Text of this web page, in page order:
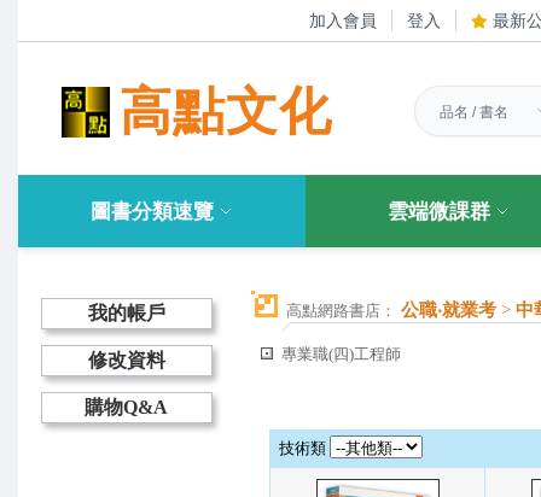
加入會員 登入 最新
高點文化
圖書分類速覽 雲端微課群
我的帳戶
修改資料
購物Q&A
高點網路書店： 公職‧就業考 > 中
專業職(四)工程師
技術類